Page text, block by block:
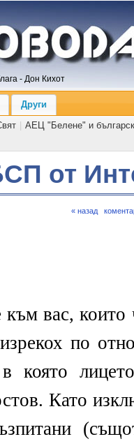
- Дон Кихот
Други
АЕЦ "Белене" и
от
« назад
вас, които
по
която
Като